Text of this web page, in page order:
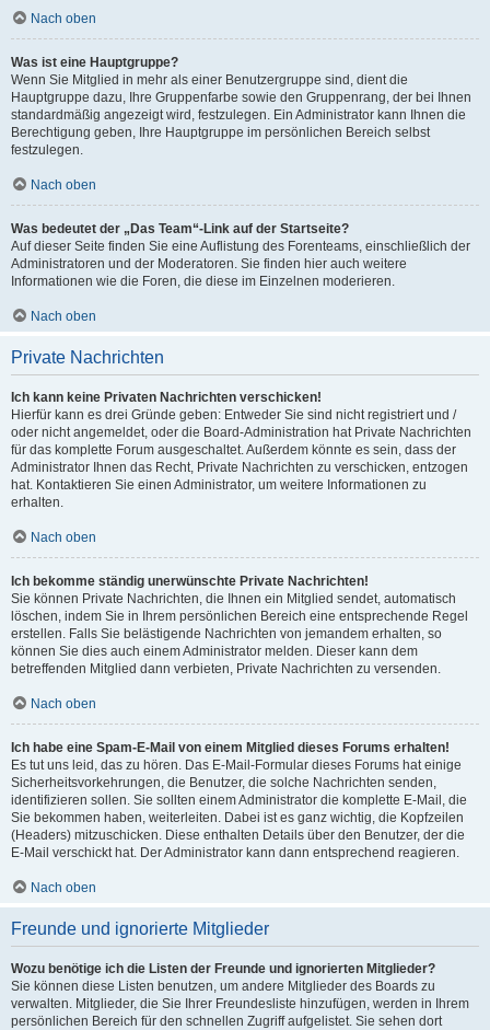
Nach oben
Was ist eine Hauptgruppe?
Wenn Sie Mitglied in mehr als einer Benutzergruppe sind, dient die
Hauptgruppe dazu, Ihre Gruppenfarbe sowie den Gruppenrang, der bei Ihnen
standardmäßig angezeigt wird, festzulegen. Ein Administrator kann Ihnen die
Berechtigung geben, Ihre Hauptgruppe im persönlichen Bereich selbst
festzulegen.
Nach oben
Was bedeutet der „Das Team“-Link auf der Startseite?
Auf dieser Seite finden Sie eine Auflistung des Forenteams, einschließlich der
Administratoren und der Moderatoren. Sie finden hier auch weitere
Informationen wie die Foren, die diese im Einzelnen moderieren.
Nach oben
Private Nachrichten
Ich kann keine Privaten Nachrichten verschicken!
Hierfür kann es drei Gründe geben: Entweder Sie sind nicht registriert und /
oder nicht angemeldet, oder die Board-Administration hat Private Nachrichten
für das komplette Forum ausgeschaltet. Außerdem könnte es sein, dass der
Administrator Ihnen das Recht, Private Nachrichten zu verschicken, entzogen
hat. Kontaktieren Sie einen Administrator, um weitere Informationen zu
erhalten.
Nach oben
Ich bekomme ständig unerwünschte Private Nachrichten!
Sie können Private Nachrichten, die Ihnen ein Mitglied sendet, automatisch
löschen, indem Sie in Ihrem persönlichen Bereich eine entsprechende Regel
erstellen. Falls Sie belästigende Nachrichten von jemandem erhalten, so
können Sie dies auch einem Administrator melden. Dieser kann dem
betreffenden Mitglied dann verbieten, Private Nachrichten zu versenden.
Nach oben
Ich habe eine Spam-E-Mail von einem Mitglied dieses Forums erhalten!
Es tut uns leid, das zu hören. Das E-Mail-Formular dieses Forums hat einige
Sicherheitsvorkehrungen, die Benutzer, die solche Nachrichten senden,
identifizieren sollen. Sie sollten einem Administrator die komplette E-Mail, die
Sie bekommen haben, weiterleiten. Dabei ist es ganz wichtig, die Kopfzeilen
(Headers) mitzuschicken. Diese enthalten Details über den Benutzer, der die
E-Mail verschickt hat. Der Administrator kann dann entsprechend reagieren.
Nach oben
Freunde und ignorierte Mitglieder
Wozu benötige ich die Listen der Freunde und ignorierten Mitglieder?
Sie können diese Listen benutzen, um andere Mitglieder des Boards zu
verwalten. Mitglieder, die Sie Ihrer Freundesliste hinzufügen, werden in Ihrem
persönlichen Bereich für den schnellen Zugriff aufgelistet. Sie sehen dort